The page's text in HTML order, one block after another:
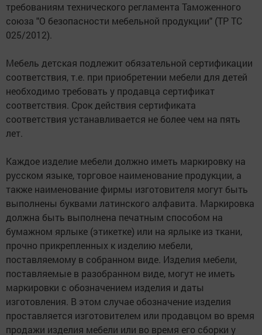
требованиям технического регламента Таможенного
союза "О безопасности мебельной продукции" (ТР ТС
025/2012).
Мебель детская подлежит обязательной сертификации
соответствия, т.е. при приобретении мебели для детей
необходимо требовать у продавца сертификат
соответствия. Срок действия сертификата
соответствия устанавливается не более чем на пять
лет.
Каждое изделие мебели должно иметь маркировку на
русском языке, торговое наименование продукции, а
также наименование фирмы изготовителя могут быть
выполнены буквами латинского алфавита. Маркировка
должна быть выполнена печатным способом на
бумажном ярлыке (этикетке) или на ярлыке из ткани,
прочно прикрепленных к изделию мебели,
поставляемому в собранном виде. Изделия мебели,
поставляемые в разобранном виде, могут не иметь
маркировки с обозначением изделия и даты
изготовления. В этом случае обозначение изделия
проставляется изготовителем или продавцом во время
продажи изделия мебели или во время его сборки у